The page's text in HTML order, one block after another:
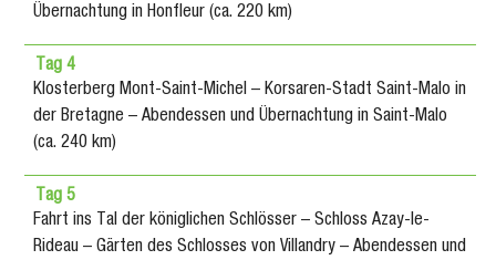
Übernachtung in Honfleur (ca. 220 km)
Tag 4
Klosterberg Mont-Saint-Michel – Korsaren-Stadt Saint-Malo in
der Bretagne – Abendessen und Übernachtung in Saint-Malo
(ca. 240 km)
Tag 5
Fahrt ins Tal der königlichen Schlösser – Schloss Azay-le-
Rideau – Gärten des Schlosses von Villandry – Abendessen und